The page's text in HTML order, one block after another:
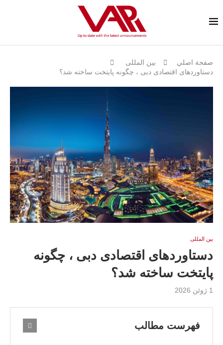
صفحة اصلي
بين المللى
دستاوردهای اقتصادی دبی ، چگونه پایتخت ساخته شد؟
بين المللى
دستاوردهای اقتصادی دبی ، چگونه
پایتخت ساخته شد؟
1 ژوئن 2026
فهرست مطالب